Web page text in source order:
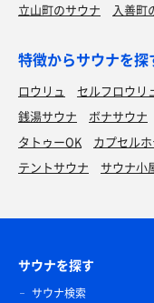
立山町のサウナ
入善町
特徴からサウナを探
ロウリュ セルフロウリ
銭湯サウナ
ボナサウナ
タトゥーOK
カプセル
テントサウナ
サウナ小
サウナを探す
サウナ検索